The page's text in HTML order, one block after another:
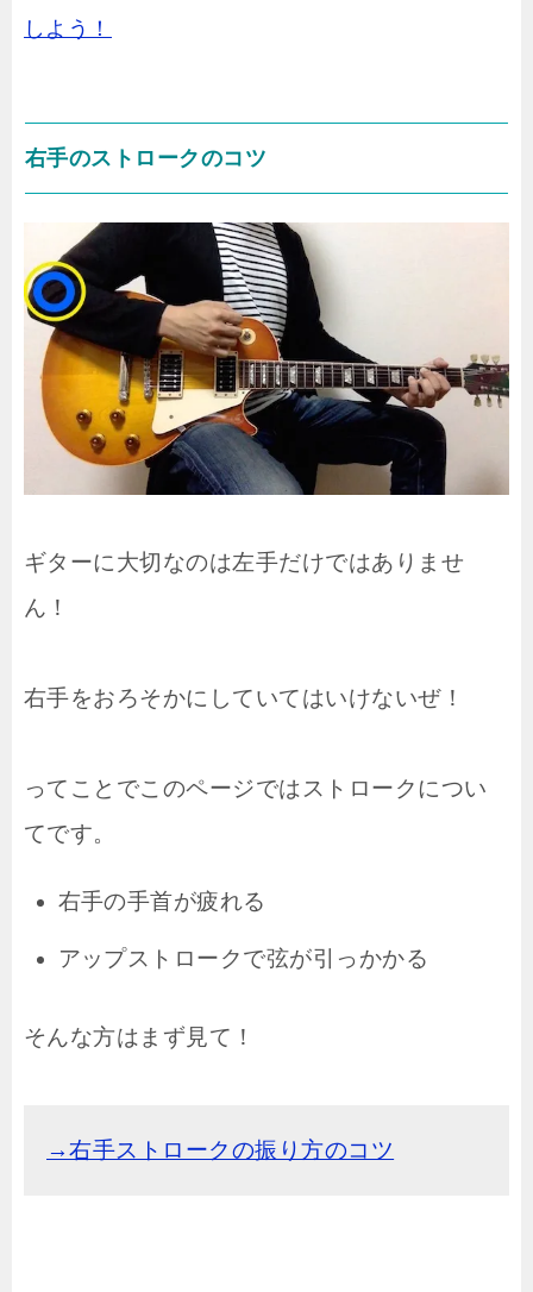
しよう！
右手のストロークのコツ
ギターに大切なのは左手だけではありませ
ん！
右手をおろそかにしていてはいけないぜ！
ってことでこのページではストロークについ
てです。
右手の手首が疲れる
アップストロークで弦が引っかかる
そんな方はまず見て！
→右手ストロークの振り方のコツ